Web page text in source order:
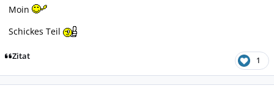
Moin
Schickes Teil
Zitat 1